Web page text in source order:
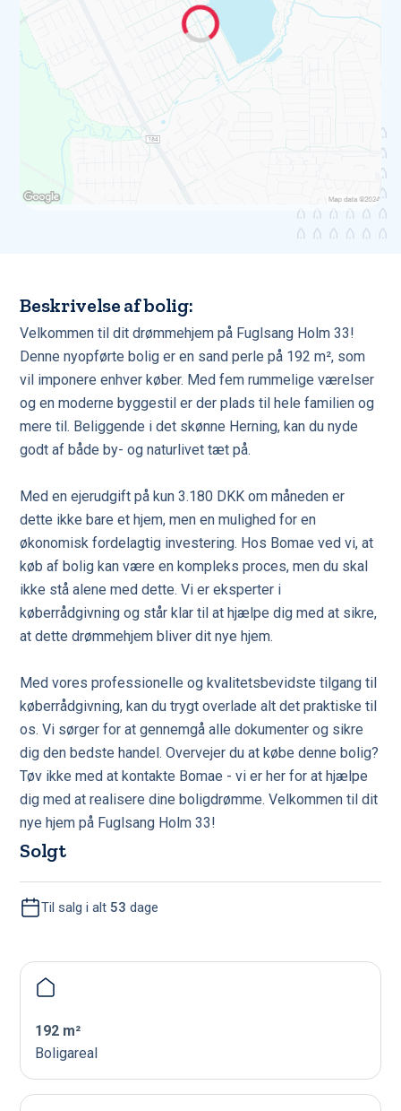
Beskrivelse af bolig:
Velkommen til dit drømmehjem på Fuglsang Holm 33!
Denne nyopførte bolig er en sand perle på 192 m², som
vil imponere enhver køber. Med fem rummelige værelser
og en moderne byggestil er der plads til hele familien og
mere til. Beliggende i det skønne Herning, kan du nyde
godt af både by- og naturlivet tæt på.
Med en ejerudgift på kun 3.180 DKK om måneden er
dette ikke bare et hjem, men en mulighed for en
økonomisk fordelagtig investering. Hos Bomae ved vi, at
køb af bolig kan være en kompleks proces, men du skal
ikke stå alene med dette. Vi er eksperter i
køberrådgivning og står klar til at hjælpe dig med at sikre,
at dette drømmehjem bliver dit nye hjem.
Med vores professionelle og kvalitetsbevidste tilgang til
køberrådgivning, kan du trygt overlade alt det praktiske til
os. Vi sørger for at gennemgå alle dokumenter og sikre
dig den bedste handel. Overvejer du at købe denne bolig?
Tøv ikke med at kontakte Bomae - vi er her for at hjælpe
dig med at realisere dine boligdrømme. Velkommen til dit
nye hjem på Fuglsang Holm 33!
Solgt
Til salg i alt53 dage
192 m²
Boligareal